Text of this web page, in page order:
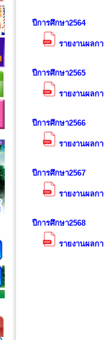
ปีการศึกษา2564
รายงานผลก
ปีการศึกษา2565
รายงานผลก
ปีการศึกษา2566
รายงานผลก
ปีการศึกษา2567
รายงานผลก
ปีการศึกษา2568
รายงานผลก